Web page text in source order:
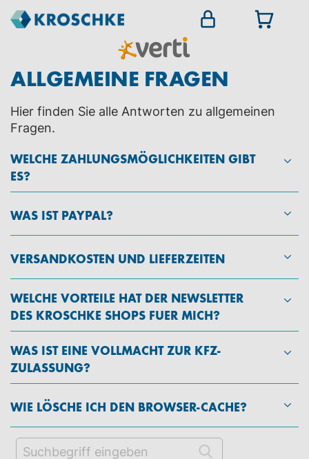
ALLGEMEINE FRAGEN
Hier finden Sie alle Antworten zu allgemeinen
Fragen.
WELCHE ZAHLUNGSMÖGLICHKEITEN GIBT
ES?
WAS IST PAYPAL?
VERSANDKOSTEN UND LIEFERZEITEN
WELCHE VORTEILE HAT DER NEWSLETTER
DES KROSCHKE SHOPS FUER MICH?
WAS IST EINE VOLLMACHT ZUR KFZ-
ZULASSUNG?
WIE LÖSCHE ICH DEN BROWSER-CACHE?